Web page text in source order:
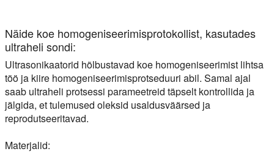
Näide koe homogeniseerimisprotokollist, kasutades
ultraheli sondi:
Ultrasonikaatorid hõlbustavad koe homogeniseerimist lihtsa
töö ja kiire homogeniseerimisprotseduuri abil. Samal ajal
saab ultraheli protsessi parameetreid täpselt kontrollida ja
jälgida, et tulemused oleksid usaldusväärsed ja
reprodutseeritavad.
Materjalid: